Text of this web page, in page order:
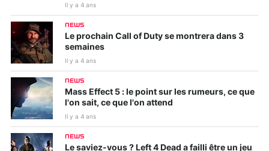
Il y a 4 ans
NEWS
Le prochain Call of Duty se montrera dans 3
semaines
Il y a 4 ans
NEWS
Mass Effect 5 : le point sur les rumeurs, ce que
l'on sait, ce que l'on attend
Il y a 4 ans
NEWS
Le saviez-vous ? Left 4 Dead a failli être un jeu